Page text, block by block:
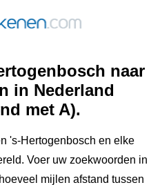
naar
in Nederland
met A).
's-Hertogenbosch en elke
Voer uw zoekwoorden in
mijlen afstand tussen